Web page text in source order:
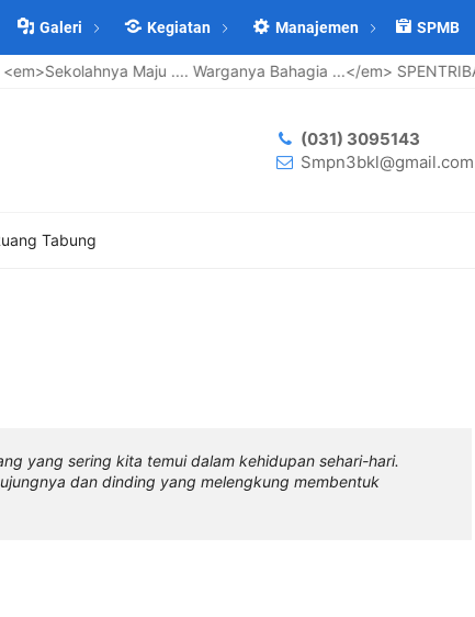
Galeri Kegiatan Manajemen SPMB
Maju .... Warganya Bahagia ...</em> SPENTRIBA JAYA
(031) 3095143
Smpn3bkl@gmail.com
Tabung
yang sering kita temui dalam kehidupan sehari-hari.
dan dinding yang melengkung membentuk